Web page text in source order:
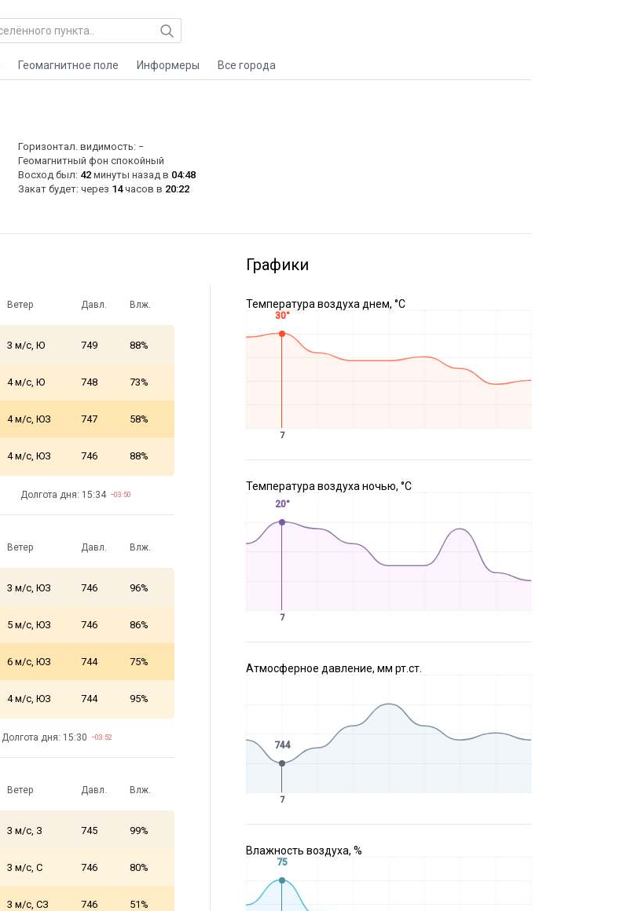
Геомагнитное поле Информеры Все города
Горизонтал. видимость: −
Геомагнитный фон спокойный
Восход был: 42 минуты назад в 04:48
Закат будет: через 14часов в 20:22
Ветер Давл. Влж.
3 м/с, Ю 749 88%
4 м/с, Ю 748 73%
4 м/с, ЮЗ 747 58%
4 м/с, ЮЗ 746 88%
Долгота дня: 15:34 −03:50
Ветер Давл. Влж.
3 м/с, ЮЗ 746 96%
5 м/с, ЮЗ 746 86%
6 м/с, ЮЗ 744 75%
4 м/с, ЮЗ 744 95%
Долгота дня: 15:30 −03:52
Ветер Давл. Влж.
3 м/с, З 745 99%
3 м/с, С 746 80%
3 м/с, СЗ 746 51%
Графики
Температура воздуха днем, °C
30°
7
Температура воздуха ночью, °C
20°
7
Атмосферное давление, мм рт.ст.
744
7
Влажность воздуха, %
75